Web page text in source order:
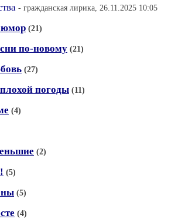
- гражданская лирика, 26.11.2025 10:05
(21)
по-новому (21)
(27)
погоды (11)
(4)
(2)
(5)
(5)
(4)